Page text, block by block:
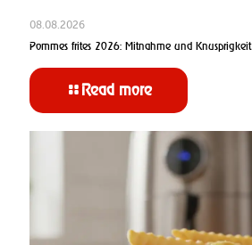
08.08.2026
Pommes frites 2026: Mitnahme und Knusprigkeit
Read more